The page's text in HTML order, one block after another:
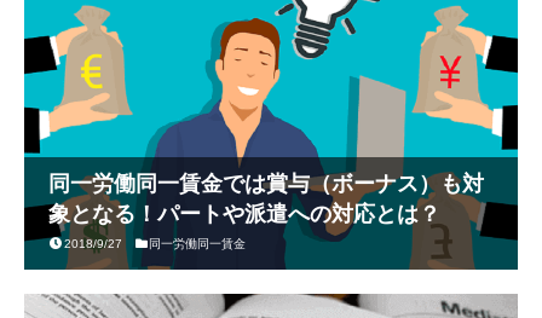
同一労働同一賃金では賞与（ボーナス）も対
象となる！パートや派遣への対応とは？
2018/9/27 同一労働同一賃金